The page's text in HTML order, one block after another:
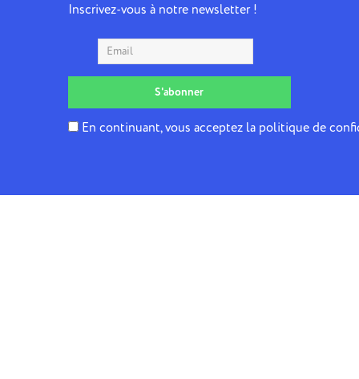
Inscrivez-vous à notre newsletter !
En continuant, vous acceptez la politique de